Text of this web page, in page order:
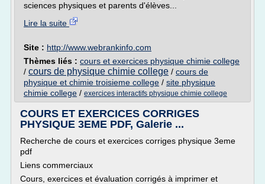
sciences physiques et parents d'élèves...
Lire la suite
Site : http://www.webrankinfo.com
Thèmes liés : cours et exercices physique chimie college
/ cours de physique chimie college / cours de
physique et chimie troisieme college / site physique
chimie college / exercices interactifs physique chimie college
COURS ET EXERCICES CORRIGES
PHYSIQUE 3EME PDF, Galerie ...
Recherche de cours et exercices corriges physique 3eme
pdf
Liens commerciaux
Cours, exercices et évaluation corrigés à imprimer et